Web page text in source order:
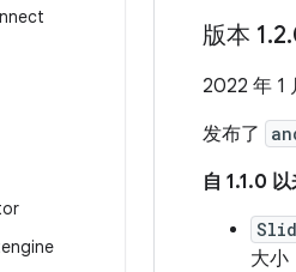
版本 1.2.
2022 年 1
发布了
自 1.1.0
大小